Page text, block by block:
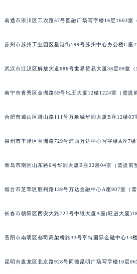
南通市崇川区工农路57号圆融广场写字楼16层1603室
苏州市苏州工业园区星港街199号苏州中心办公楼C座
武汉市江汉区解放大道686号世界贸易大厦38层09室（
南宁市青秀区金湖路59号地王大厦12楼1224室（需提
合肥市蜀山区潜山路111号万象城华润大厦B座12楼03
泉州市丰泽区宝洲路729号浦西万达中心写字楼A座7楼
青岛市南区山东路6号华润大厦B座22层04室（需提前
烟台市芝罘区胜利路139号万达金融中心A座907室（需
长春市朝阳区西安大路727号中银大厦A座(旺进大厦
贵阳市南明区都司高架桥路33号亨特国际金融中心14
昆明市盘龙区北京路928号同德昆明广场写字楼10层06